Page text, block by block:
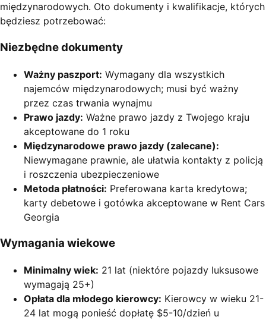
międzynarodowych. Oto dokumenty i kwalifikacje, których
będziesz potrzebować:
Niezbędne dokumenty
Ważny paszport: Wymagany dla wszystkich
najemców międzynarodowych; musi być ważny
przez czas trwania wynajmu
Prawo jazdy: Ważne prawo jazdy z Twojego kraju
akceptowane do 1 roku
Międzynarodowe prawo jazdy (zalecane):
Niewymagane prawnie, ale ułatwia kontakty z policją
i roszczenia ubezpieczeniowe
Metoda płatności: Preferowana karta kredytowa;
karty debetowe i gotówka akceptowane w Rent Cars
Georgia
Wymagania wiekowe
Minimalny wiek: 21 lat (niektóre pojazdy luksusowe
wymagają 25+)
Opłata dla młodego kierowcy: Kierowcy w wieku 21-
24 lat mogą ponieść dopłatę $5-10/dzień u